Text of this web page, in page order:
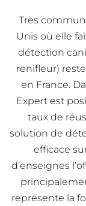
Très
Unis où elle
détection
renifleur)
en France.
Expert est
taux de
solution de
efficace
d’enseignes
représente la